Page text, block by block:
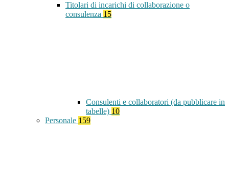
Titolari di incarichi di collaborazione o
consulenza 15
Consulenti e collaboratori (da pubblicare in
tabelle) 10
Personale 159